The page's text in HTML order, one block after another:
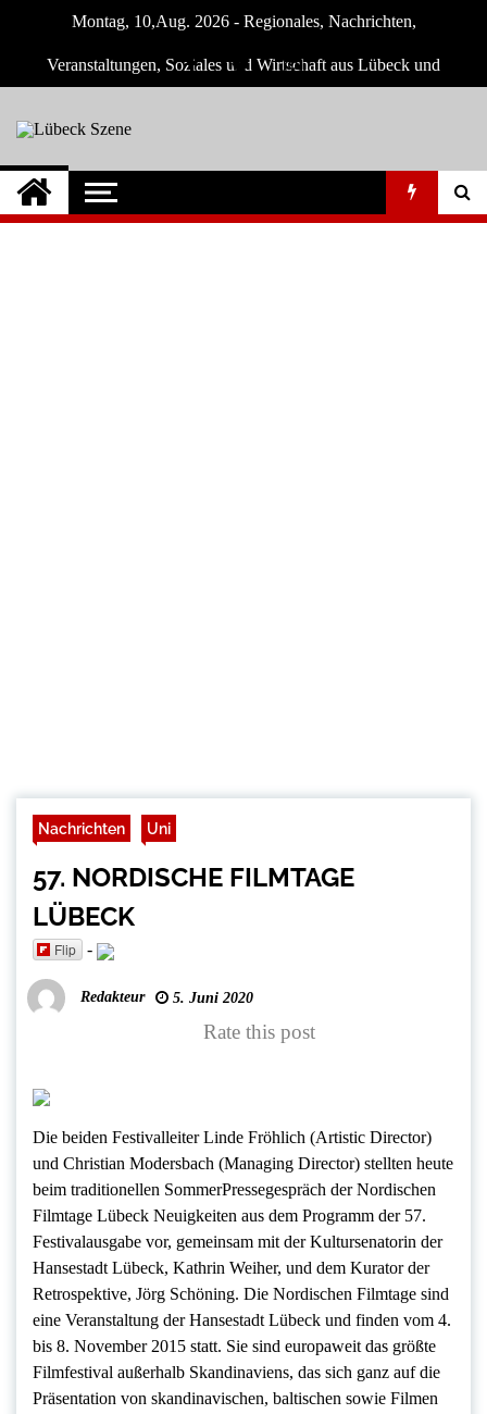
content
Montag, 10,Aug. 2026 - Regionales, Nachrichten,
Veranstaltungen, Soziales und Wirtschaft aus Lübeck und
Lübeck Szene
Neuigkeiten und Nachrichten aus Lübeck
und Umgebeung
Nachrichten Uni
57. NORDISCHE FILMTAGE
LÜBECK
Flip -
Redakteur 5. Juni 2020
Rate this post
Die beiden Festivalleiter Linde Fröhlich (Artistic Director)
und Christian Modersbach (Managing Director) stellten heute
beim traditionellen SommerPressegespräch der Nordischen
Filmtage Lübeck Neuigkeiten aus dem Programm der 57.
Festivalausgabe vor, gemeinsam mit der Kultursenatorin der
Hansestadt Lübeck, Kathrin Weiher, und dem Kurator der
Retrospektive, Jörg Schöning. Die Nordischen Filmtage sind
eine Veranstaltung der Hansestadt Lübeck und finden vom 4.
bis 8. November 2015 statt. Sie sind europaweit das größte
Filmfestival außerhalb Skandinaviens, das sich ganz auf die
Präsentation von skandinavischen, baltischen sowie Filmen